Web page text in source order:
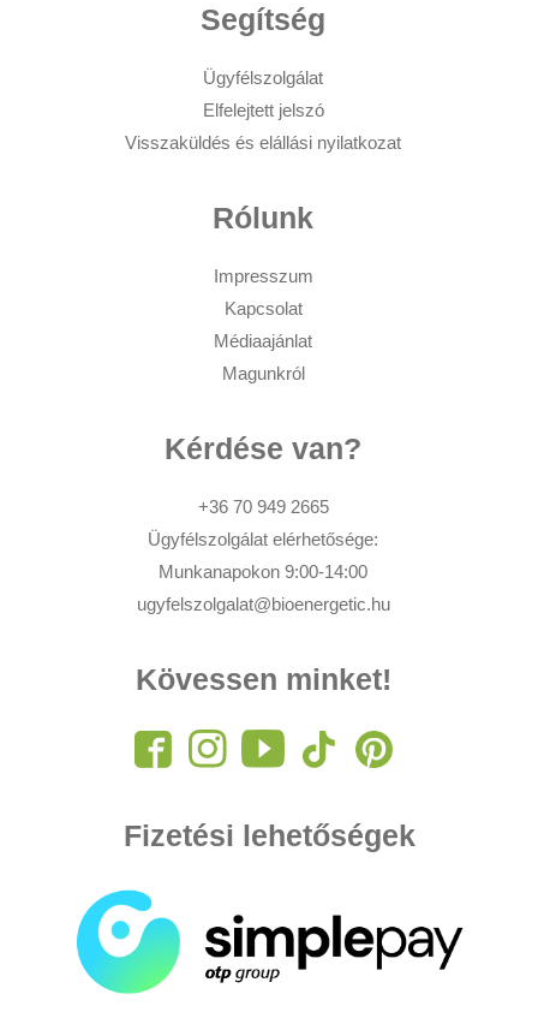
Segítség
Ügyfélszolgálat
Elfelejtett jelszó
Visszaküldés és elállási nyilatkozat
Rólunk
Impresszum
Kapcsolat
Médiaajánlat
Magunkról
Kérdése van?
+36 70 949 2665
Ügyfélszolgálat elérhetősége:
Munkanapokon 9:00-14:00
ugyfelszolgalat@bioenergetic.hu
Kövessen minket!
Fizetési lehetőségek